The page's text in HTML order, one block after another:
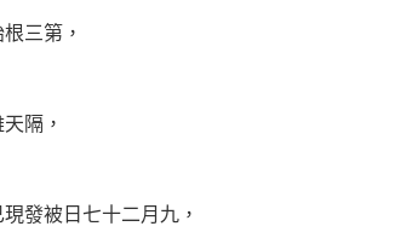
三第，
隔，
現發被日七十二月九，